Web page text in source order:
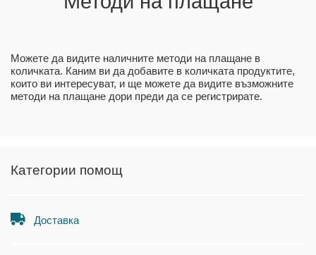
Можете да видите наличните методи на плащане в
количката. Каним ви да добавите в количката продуктите,
които ви интересуват, и ще можете да видите възможните
методи на плащане дори преди да се регистрирате.
Категории помощ
Доставка